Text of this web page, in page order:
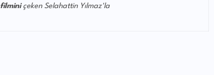
filminiçeken Selahattin Yılmaz'la